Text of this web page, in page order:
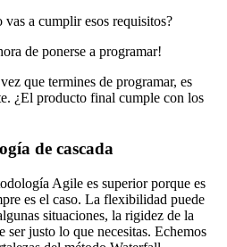
vas a cumplir esos requisitos?
de ponerse a programar!
que termines de programar, es
¿El producto final cumple con los
de cascada
Agile es superior porque es
es el caso. La flexibilidad puede
situaciones, la rigidez de la
ser justo lo que necesitas. Echemos